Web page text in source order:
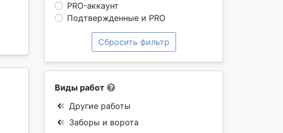
PRO-аккаунт
Подтвержденные и PRO
Сбросить фильтр
Виды работ
Другие работы
Заборы и ворота